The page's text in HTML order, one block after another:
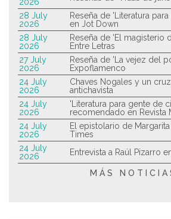
28 July
2026
Reseña de 'Literatura
en Jot Down
28 July
2026
Reseña de 'El magisterio
Entre Letras
27 July
2026
Reseña de 'La vejez del
Expoflamenco
24 July
2026
Chaves Nogales y un
antichavista
24 July
2026
'Literatura para gente de
recomendado en Revista
24 July
2026
El epistolario de
Times
24 July
2026
Entrevista a Raúl Pizarro
MÁS